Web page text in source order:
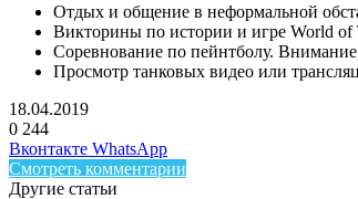
Отдых и общение в неформальной
Викторины по истории и игре World of
Соревнование по пейнтболу.
Просмотр танковых видео или
18.04.2019
0 244
Facebook
Twitter
LinkedIn
Вконтакте WhatsAppTelegram
Смотреть комментарии
Другие статьи